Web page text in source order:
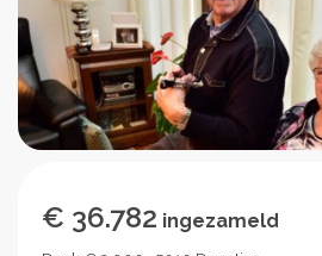
€ 36.782 ingezameld